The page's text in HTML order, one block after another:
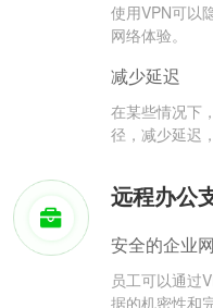
使用VPN可以
网络体验。
减少延迟
在某些情况下
径，减少延迟
远程办公
安全的企业
员工可以通过
据的机密性和